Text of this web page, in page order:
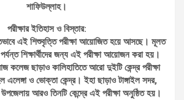
শাফিউল্লাহ।
পরীক্ষার ইতিহাস ও বিস্তার:
এই শিশুবৃত্তি পরীক্ষা আয়োজিত হয়ে আসছে। মূলত
শিক্ষার্থীদের জন্য এই পরীক্ষা আয়োজন করা হয়।
কলেজ ছাড়াও কালিহাতিতে আরো দুইটি কেন্দ্র পরীক্ষা
ও ভোক্তা কেন্দ্র। ইহা ছাড়াও টাঙ্গাইল সদর,
আরও তিনটি কেন্দ্রে এই পরীক্ষা অনুষ্ঠিত হয়।